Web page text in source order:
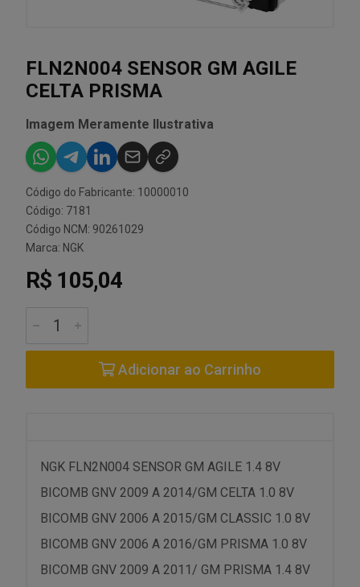
FLN2N004 SENSOR GM AGILE
CELTA PRISMA
Imagem Meramente Ilustrativa
Código do Fabricante: 10000010
Código: 7181
Código NCM: 90261029
Marca: NGK
R$ 105,04
Adicionar ao Carrinho
NGK FLN2N004 SENSOR GM AGILE 1.4 8V
BICOMB GNV 2009 A 2014/GM CELTA 1.0 8V
BICOMB GNV 2006 A 2015/GM CLASSIC 1.0 8V
BICOMB GNV 2006 A 2016/GM PRISMA 1.0 8V
BICOMB GNV 2009 A 2011/ GM PRISMA 1.4 8V